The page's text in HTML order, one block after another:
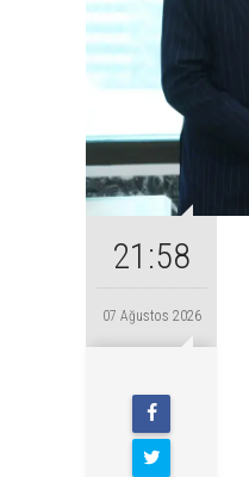
21:58
07 Ağustos 2026